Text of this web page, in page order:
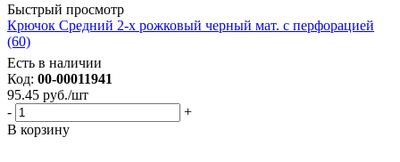
Быстрый просмотр
Крючок Средний 2-х рожковый черный мат. с перфорацией
(60)
Есть в наличии
Код: 00-00011941
95.45 руб./шт
-
+
В корзину